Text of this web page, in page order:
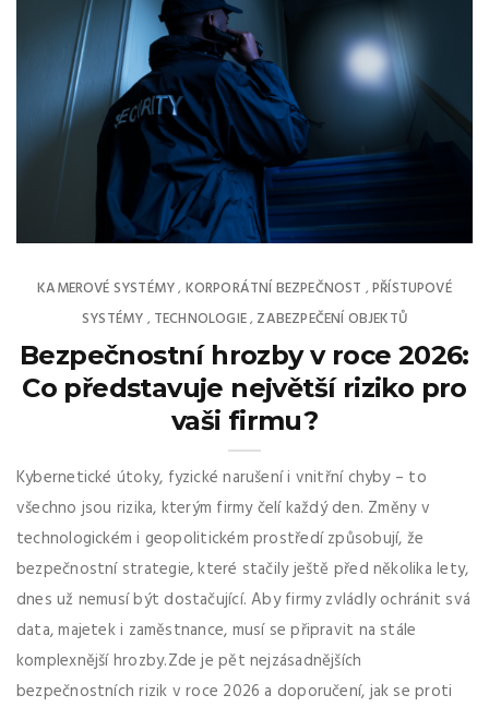
KAMEROVÉ SYSTÉMY, KORPORÁTNÍ BEZPEČNOST ,PŘÍSTUPOVÉ
SYSTÉMY , TECHNOLOGIE, ZABEZPEČENÍ OBJEKTŮ
Bezpečnostní hrozby v roce 2026:
Co představuje největší riziko pro
vaši firmu?
Kybernetické útoky, fyzické narušení i vnitřní chyby – to
všechno jsou rizika, kterým firmy čelí každý den. Změny v
technologickém i geopolitickém prostředí způsobují, že
bezpečnostní strategie, které stačily ještě před několika lety,
dnes už nemusí být dostačující. Aby firmy zvládly ochránit svá
data, majetek i zaměstnance, musí se připravit na stále
komplexnější hrozby.Zde je pět nejzásadnějších
bezpečnostních rizik v roce 2026 a doporučení, jak se proti